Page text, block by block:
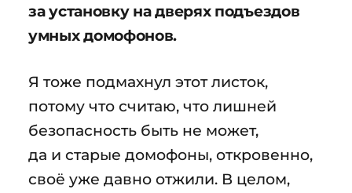
за установку на дверях подъездов
умных домофонов.
Я тоже подмахнул этот листок,
потому что считаю, что лишней
безопасность быть не может,
да и старые домофоны, откровенно,
своё уже давно отжили. В целом,